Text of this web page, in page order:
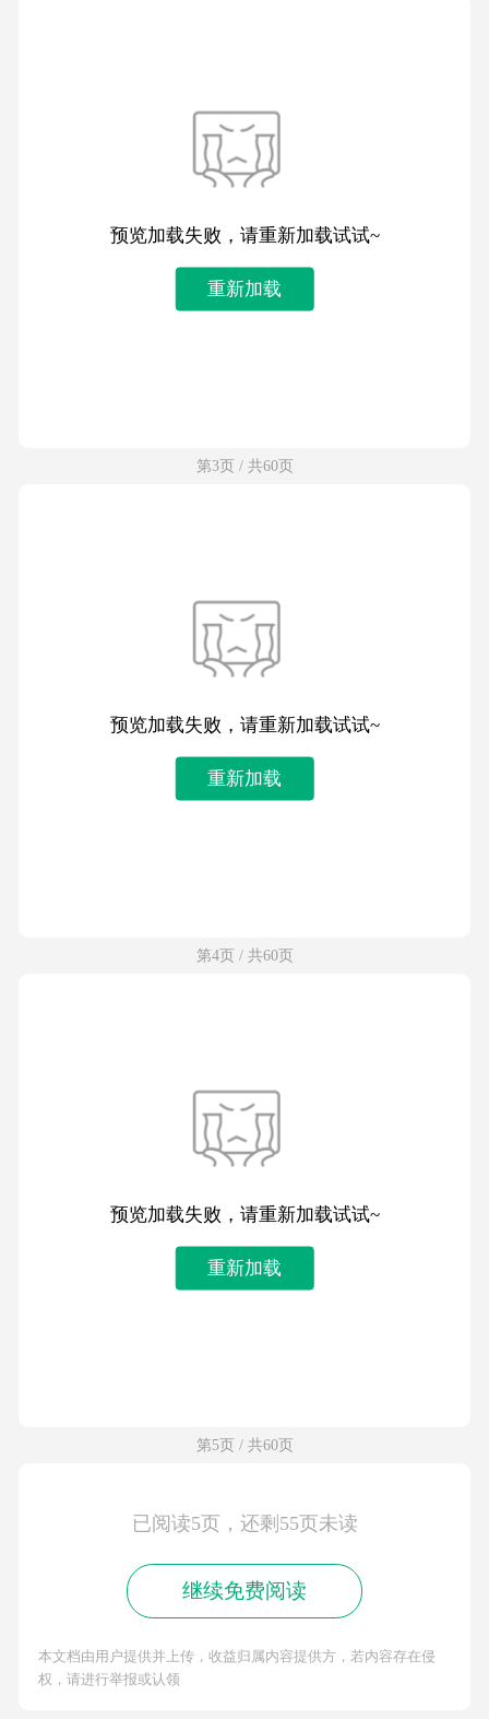
预览加载失败，请重新加载试试~
重新加载
第3页 / 共60页
预览加载失败，请重新加载试试~
重新加载
第4页 / 共60页
预览加载失败，请重新加载试试~
重新加载
第5页 / 共60页
已阅读5页，还剩55页未读
继续免费阅读
本文档由用户提供并上传，收益归属内容提供方，若内容存在侵
权，请进行举报或认领